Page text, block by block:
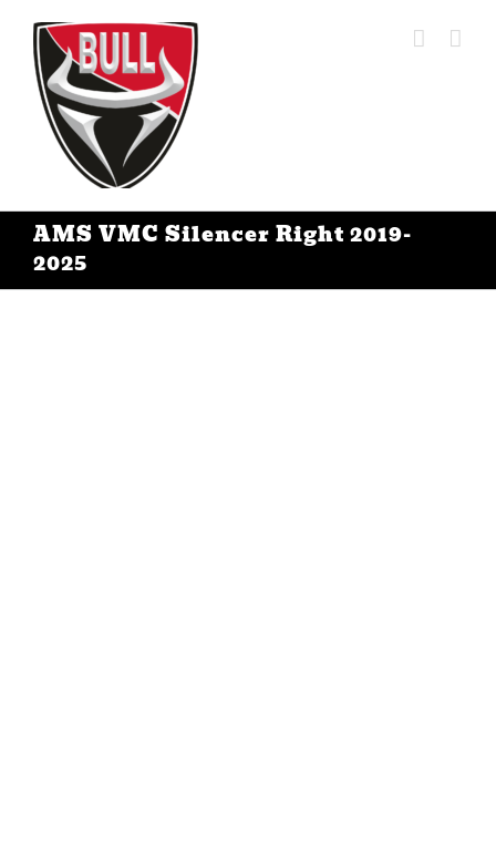
inhoud
AMS VMC Silencer Right 2019-
2025